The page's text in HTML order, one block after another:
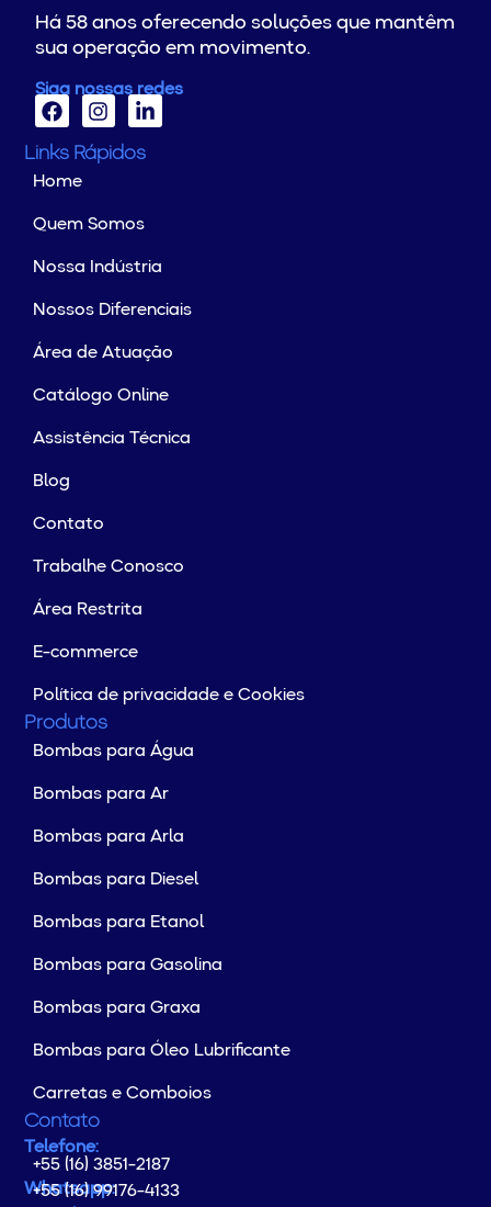
Há 58 anos oferecendo soluções que mantêm
sua operação em movimento.
Siga nossas redes
Links Rápidos
Home
Quem Somos
Nossa Indústria
Nossos Diferenciais
Área de Atuação
Catálogo Online
Assistência Técnica
Blog
Contato
Trabalhe Conosco
Área Restrita
E-commerce
Política de privacidade e Cookies
Produtos
Bombas para Água
Bombas para Ar
Bombas para Arla
Bombas para Diesel
Bombas para Etanol
Bombas para Gasolina
Bombas para Graxa
Bombas para Óleo Lubrificante
Carretas e Comboios
Contato
Telefone:
+55 (16) 3851-2187
Whatsapp:
+55 (16) 99176-4133